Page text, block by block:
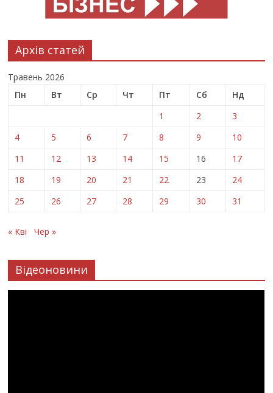
Архів статей
Травень 2026
Пн
Вт Ср Чт Пт Сб
Нд
1
2
3
4
5 6 7 8 9
10
11
12 13 14 15 16
17
18
19 20 21 22 23
24
25
26 27 28 29 30 31
« Кві Чер »
Відеоновини